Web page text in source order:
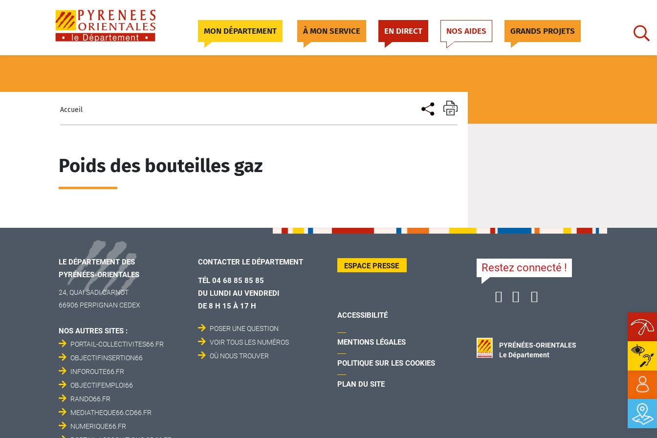
MON DÉPARTEMENT À MON SERVICE EN DIRECT NOS AIDES GRANDS PROJETS
Accueil
Poids des bouteilles gaz
LE DÉPARTEMENT DES
PYRÉNÉES-ORIENTALES
24, QUAI SADI CARNOT
66906 PERPIGNAN CEDEX
NOS AUTRES SITES :
PORTAIL-COLLECTIVITES66.FR
OBJECTIFINSERTION66
INFOROUTE66.FR
OBJECTIFEMPLOI66
RANDO66.FR
MEDIATHEQUE66.CD66.FR
NUMERIQUE66.FR
CONTACTER LE DÉPARTEMENT
TÉL 04 68 85 85 85
DU LUNDI AU VENDREDI
DE 8 H 15 À 17 H
POSER UNE QUESTION
VOIR TOUS LES NUMÉROS
OÙ NOUS TROUVER
ESPACE PRESSE
ACCESSIBILITÉ
MENTIONS LÉGALES
POLITIQUE SUR LES COOKIES
PLAN DU SITE
Restez connecté !
PYRÉNÉES-ORIENTALES
Le Département